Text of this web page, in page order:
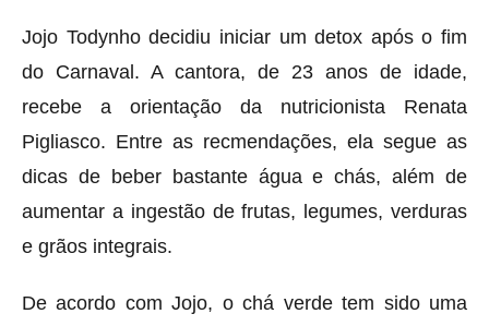
Jojo Todynho decidiu iniciar um detox após o fim
do Carnaval. A cantora, de 23 anos de idade,
recebe a orientação da nutricionista Renata
Pigliasco. Entre as recmendações, ela segue as
dicas de beber bastante água e chás, além de
aumentar a ingestão de frutas, legumes, verduras
e grãos integrais.
De acordo com Jojo, o chá verde tem sido uma